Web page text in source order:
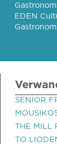
EDEN
SENIOR
THE MILL
TO